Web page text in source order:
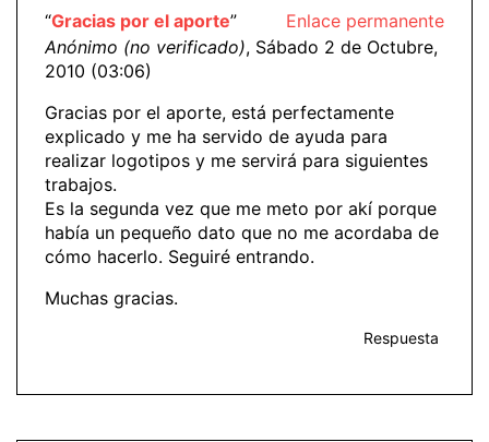
Enlace permanente
“Gracias por el aporte”
Anónimo (no verificado), Sábado 2 de Octubre,
2010 (03:06)
Gracias por el aporte, está perfectamente
explicado y me ha servido de ayuda para
realizar logotipos y me servirá para siguientes
trabajos.
Es la segunda vez que me meto por akí porque
había un pequeño dato que no me acordaba de
cómo hacerlo. Seguiré entrando.
Muchas gracias.
Respuesta